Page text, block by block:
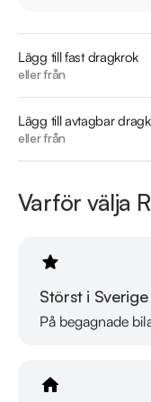
Besök
https://
benz/jxc08z/
för att:
• Se närbilder och film
• Reservera bilen
Därför ska du välja
* Erbjuder
* 14 dagars
* Över 10 tusen
* Våra bilar är
Lägg till fast dragkrok
eller från
Lägg till avtagbar
eller från
Varför välja
Störst i Sverige
På begagnade